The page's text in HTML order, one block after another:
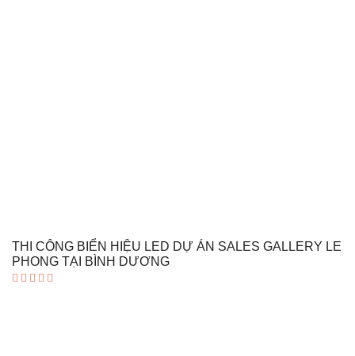
THI CÔNG BIỂN HIỆU LED DỰ ÁN SALES GALLERY LE
PHONG TẠI BÌNH DƯƠNG